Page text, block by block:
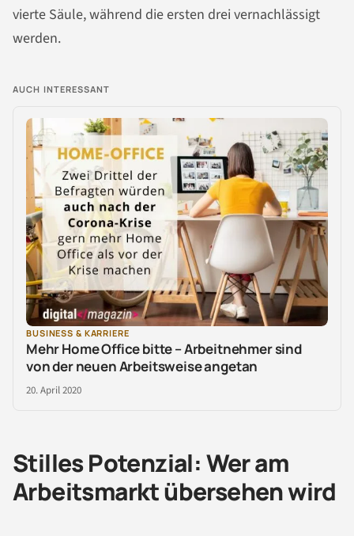
vierte Säule, während die ersten drei vernachlässigt
werden.
AUCH INTERESSANT
BUSINESS & KARRIERE
Mehr Home Office bitte – Arbeitnehmer sind
von der neuen Arbeitsweise angetan
20. April 2020
Stilles Potenzial: Wer am
Arbeitsmarkt übersehen wird